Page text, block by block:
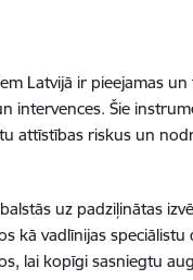
Latvijā ir pieejamas un
intervences. Šie
attīstības riskus un
uz padziļinātas
kā vadlīnijas
lai kopīgi sasniegtu